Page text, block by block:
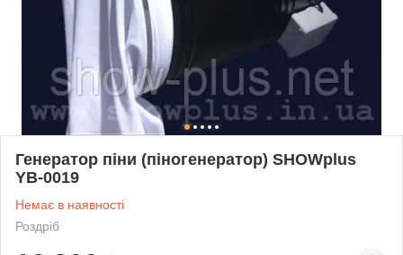
Генератор піни (піногенератор) SHOWplus
YB-0019
Немає в наявності
Роздріб